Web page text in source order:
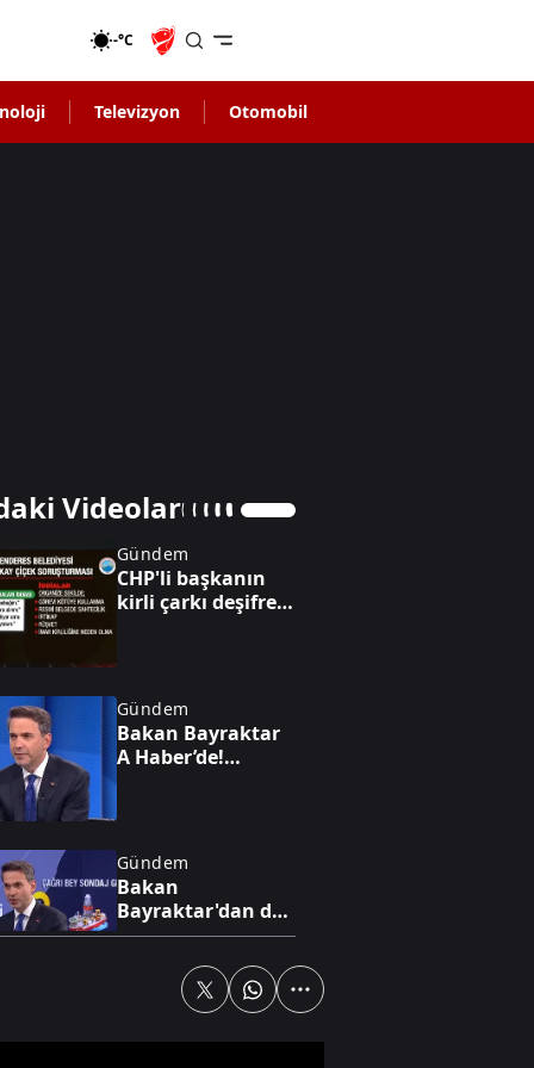
-°C
Televizyon Otomobil
Videolar
Gündem
CHP'li başkanın
kirli çarkı deşifre
Gündem
Bakan Bayraktar
A Haber’de!
Bulgaristan'da
sahaya iniyor
Gündem
Bakan
Bayraktar'dan dev
enerji vizyonu!
hedefi, altında 1,4
trilyon dolarlık
Bakan Bayraktar